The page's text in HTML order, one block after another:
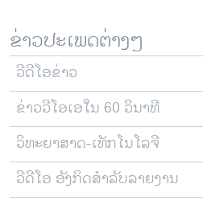
ລາຍການກະຈາຍສຽງ
ລາຍງານ
ຕິດຕາມພວກເຮົາ ທີ່
ພາສາຕ່າງໆ
ຂ່າວປະເພດຕ່າງໆ
ວີດີໂອຂ່າວ
ຂ່າວວີໂອເອໃນ 60 ວິນາທີ
ວິທະຍາສາດ-ເທັກໂນໂລຈີ
ວີດີໂອ ອັງກິດສຳລັບລາຍງານ